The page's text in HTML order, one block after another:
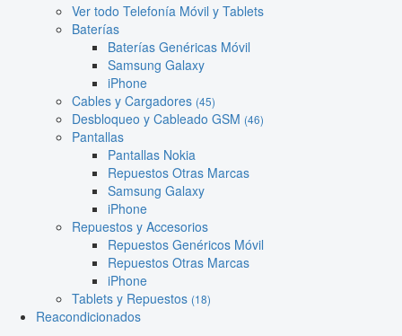
Ver todo Telefonía Móvil y Tablets
Baterías
Baterías Genéricas Móvil
Samsung Galaxy
iPhone
Cables y Cargadores (45)
Desbloqueo y Cableado GSM (46)
Pantallas
Pantallas Nokia
Repuestos Otras Marcas
Samsung Galaxy
iPhone
Repuestos y Accesorios
Repuestos Genéricos Móvil
Repuestos Otras Marcas
iPhone
Tablets y Repuestos (18)
Reacondicionados